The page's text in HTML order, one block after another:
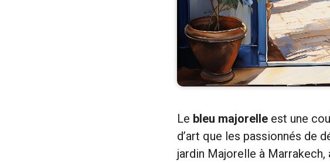
Le bleu majorelle est une
d’art que les passionnés de
jardin Majorelle à